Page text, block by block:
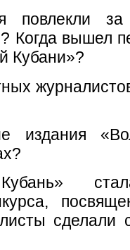
повлекли
Когда вышел
Кубани»?
издания
сделали